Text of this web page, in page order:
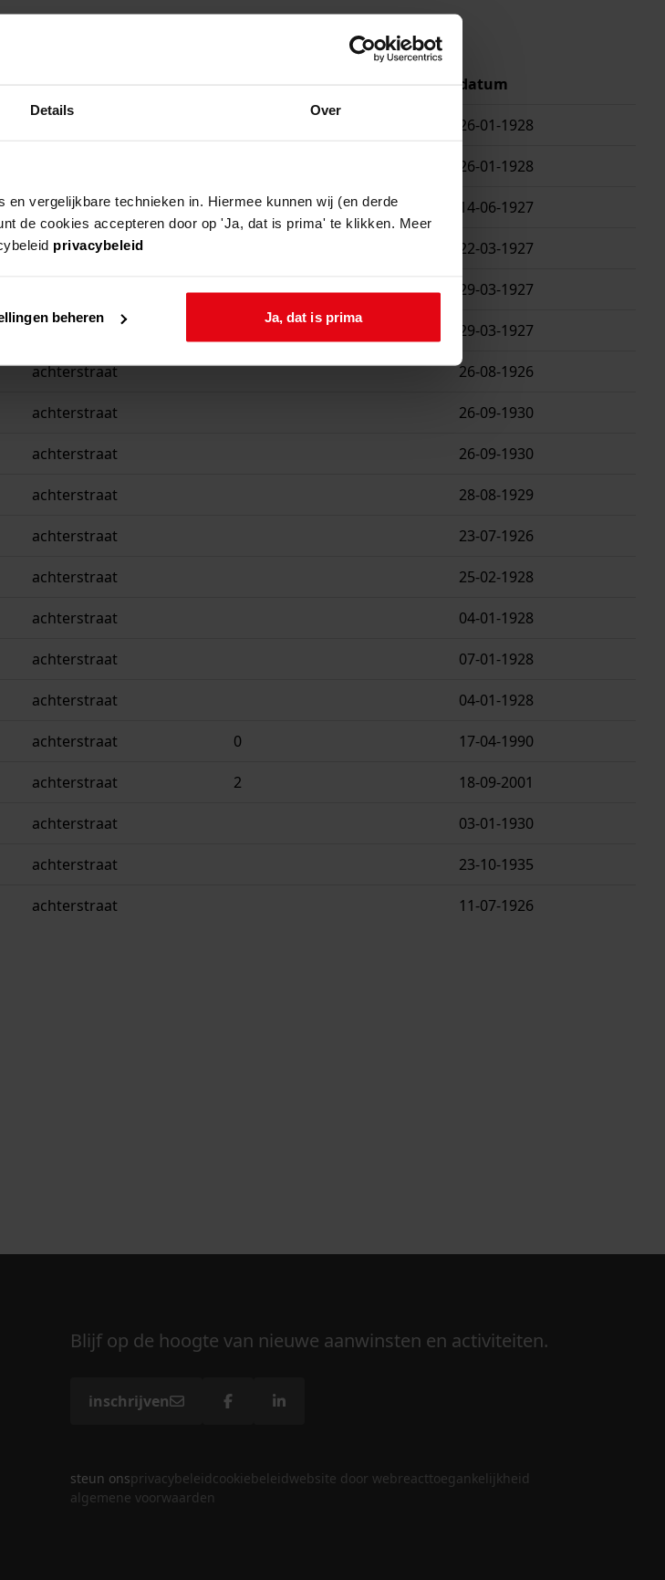
Details Over
vergelijkbare technieken in. Hiermee kunnen wij (en derde
de cookies accepteren door op 'Ja, dat is prima' te klikken. Meer
privacybeleid
beheren Ja, dat is prima
datum
26-01-1928
26-01-1928
achterstraat 14-06-1927
achterstraat 22-03-1927
29-03-1927
29-03-1927
achterstraat 26-08-1926
achterstraat 26-09-1930
achterstraat 26-09-1930
achterstraat 28-08-1929
achterstraat 23-07-1926
achterstraat 25-02-1928
achterstraat 04-01-1928
achterstraat 07-01-1928
achterstraat 04-01-1928
achterstraat 0 17-04-1990
achterstraat 2 18-09-2001
achterstraat 03-01-1930
achterstraat 23-10-1935
achterstraat 11-07-1926
Blijf op de hoogte van nieuwe aanwinsten en activiteiten.
inschrijven
steun onsprivacybeleidcookiebeleidwebsite door webreacttoegankelijkheid
algemene voorwaarden